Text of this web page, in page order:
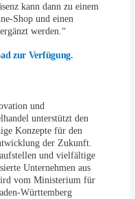
kann dann zu einem
Shop und einen
werden.“
zur Verfügung.
und
unterstützt den
Konzepte für den
der Zukunft.
und vielfältige
Unternehmen aus
vom Ministerium für
Württemberg